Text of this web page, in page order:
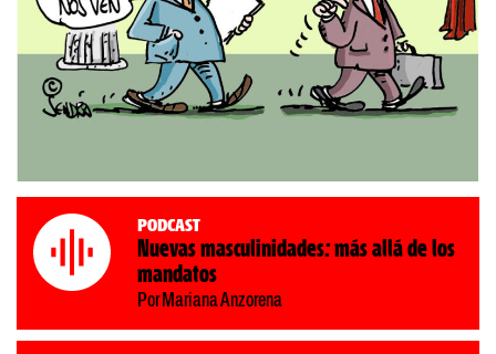
Podcast
Nuevas masculinidades: más allá de los
mandatos
Por Mariana Anzorena